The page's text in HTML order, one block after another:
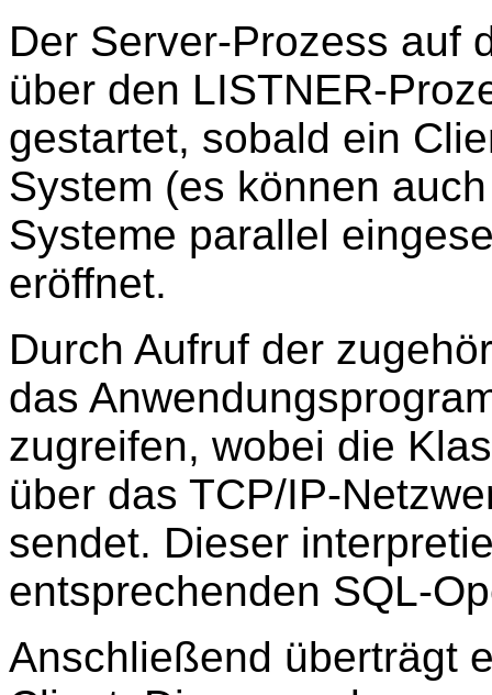
Der Server-Prozess auf
über den LISTNER-
gestartet, sobald ein
System (es können
Systeme parallel
eröffnet.
Durch Aufruf der
das
zugreifen, wobei die
über das TCP/IP-
sendet. Dieser
entsprechenden SQL-
Anschließend überträgt